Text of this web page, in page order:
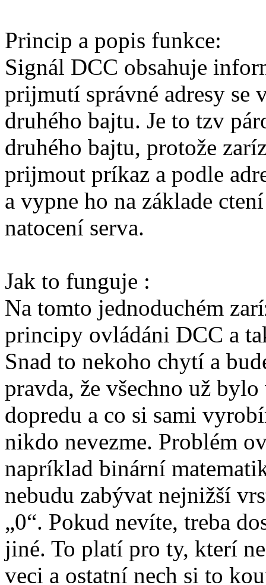
Princip a popis funkce:
Signál DCC obsahuje
prijmutí správné adresy
druhého bajtu. Je to tzv
druhého bajtu, protože
prijmout príkaz a podle
a vypne ho na základe
natocení serva.
Jak to funguje :
Na tomto jednoduchém
principy ovládáni DCC a
Snad to nekoho chytí a
pravda, že všechno už
dopredu a co si sami
nikdo nevezme. Problém
napríklad binární
nebudu zabývat nejnižší
„0“. Pokud nevíte, treba
jiné. To platí pro ty, kterí
veci a ostatní nech si to